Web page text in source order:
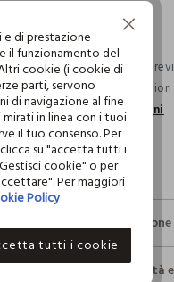
Consegna
ordini superiori
informazioni
Composizione
ESTERNO:
Sostenibilità
di prestazione
il funzionamento del
cookie (i cookie di
parti, servono
di navigazione al fine
in linea con i tuoi
il tuo consenso. Per
su "accetta tutti i
cookie" o per
Per maggiori
Policy
tutti i cookie
Continua senza accettare